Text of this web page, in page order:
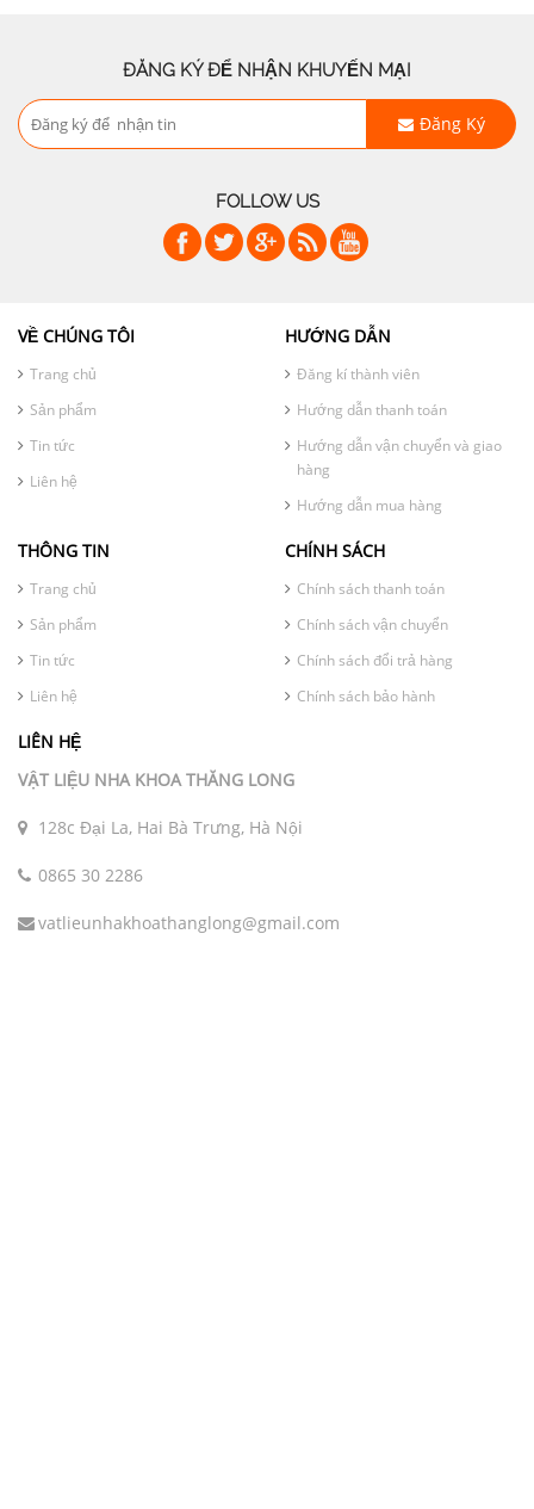
ĐĂNG KÝ ĐỂ NHẬN KHUYẾN MẠI
Đăng Ký
FOLLOW US
VỀ CHÚNG TÔI
Trang chủ
Sản phẩm
Tin tức
Liên hệ
HƯỚNG DẪN
Đăng kí thành viên
Hướng dẫn thanh toán
Hướng dẫn vận chuyển và giao
hàng
Hướng dẫn mua hàng
THÔNG TIN
Trang chủ
Sản phẩm
Tin tức
Liên hệ
CHÍNH SÁCH
Chính sách thanh toán
Chính sách vận chuyển
Chính sách đổi trả hàng
Chính sách bảo hành
LIÊN HỆ
VẬT LIỆU NHA KHOA THĂNG LONG
128c Đại La, Hai Bà Trưng, Hà Nội
0865 30 2286
vatlieunhakhoathanglong@gmail.com